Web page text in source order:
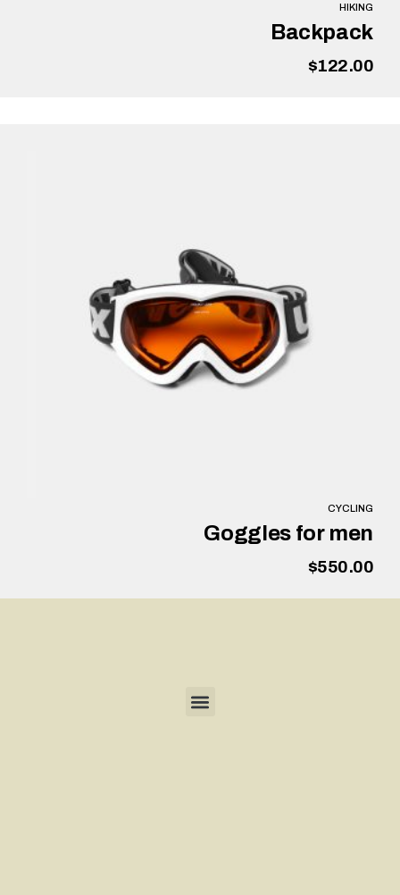
HIKING
Backpack
$122.00
CYCLING
Goggles for men
$550.00